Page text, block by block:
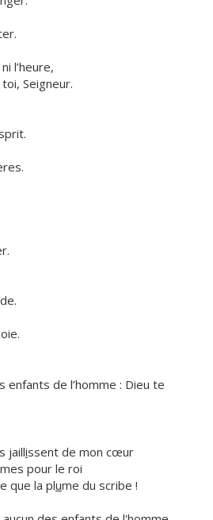
l’heure,
Seigneur.
enfants de l’homme : Dieu te
jaillissent de mon cœur
mes pour le roi
que la plume du scribe !